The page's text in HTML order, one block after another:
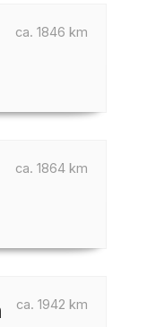
ca. 1846 km
ca. 1864 km
ca. 1942 km